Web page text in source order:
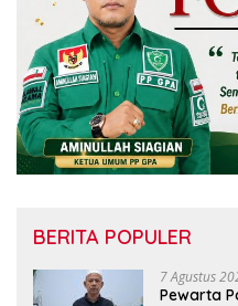
BERITA POPULER
7 Agustus
Pewarta